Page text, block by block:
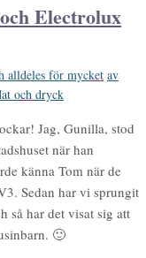
Electrolux
alldeles för mycket av
och dryck
Jag, Gunilla, stod
när han
känna Tom när de
Sedan har vi sprungit
så har det visat sig att
🙂